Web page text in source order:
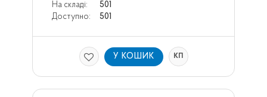
На складі:
501
Доступно:
501
У КОШИК КП